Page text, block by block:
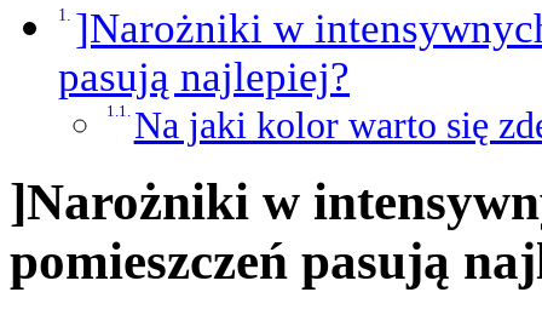
]Narożniki w
pasują najlepiej?
Na jaki kolor warto się
]Narożniki w
pomieszczeń pasują